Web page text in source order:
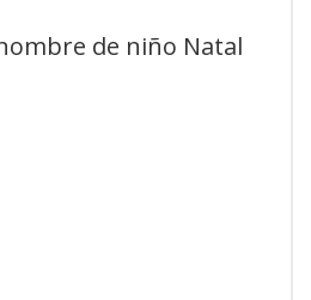
de niño Natal